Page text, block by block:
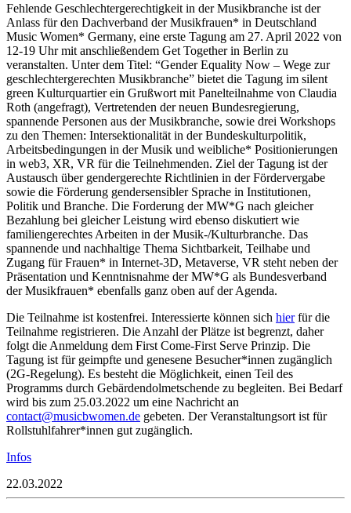
Fehlende Geschlechtergerechtigkeit in der Musikbranche ist der
Anlass für den Dachverband der Musikfrauen* in Deutschland
Music Women* Germany, eine erste Tagung am 27. April 2022 von
12-19 Uhr mit anschließendem Get Together in Berlin zu
veranstalten. Unter dem Titel: “Gender Equality Now – Wege zur
geschlechtergerechten Musikbranche” bietet die Tagung im silent
green Kulturquartier ein Grußwort mit Panelteilnahme von Claudia
Roth (angefragt), Vertretenden der neuen Bundesregierung,
spannende Personen aus der Musikbranche, sowie drei Workshops
zu den Themen: Intersektionalität in der Bundeskulturpolitik,
Arbeitsbedingungen in der Musik und weibliche* Positionierungen
in web3, XR, VR für die Teilnehmenden. Ziel der Tagung ist der
Austausch über gendergerechte Richtlinien in der Fördervergabe
sowie die Förderung gendersensibler Sprache in Institutionen,
Politik und Branche. Die Forderung der MW*G nach gleicher
Bezahlung bei gleicher Leistung wird ebenso diskutiert wie
familiengerechtes Arbeiten in der Musik-/Kulturbranche. Das
spannende und nachhaltige Thema Sichtbarkeit, Teilhabe und
Zugang für Frauen* in Internet-3D, Metaverse, VR steht neben der
Präsentation und Kenntnisnahme der MW*G als Bundesverband
der Musikfrauen* ebenfalls ganz oben auf der Agenda.
Die Teilnahme ist kostenfrei. Interessierte können sich hierfür die
Teilnahme registrieren. Die Anzahl der Plätze ist begrenzt, daher
folgt die Anmeldung dem First Come-First Serve Prinzip. Die
Tagung ist für geimpfte und genesene Besucher*innen zugänglich
(2G-Regelung). Es besteht die Möglichkeit, einen Teil des
Programms durch Gebärdendolmetschende zu begleiten. Bei Bedarf
wird bis zum 25.03.2022 um eine Nachricht an
ed.ne
mowbc
isum@
tcatn
oc
gebeten. Der Veranstaltungsort ist für
Rollstuhlfahrer*innen gut zugänglich.
Infos
22.03.2022